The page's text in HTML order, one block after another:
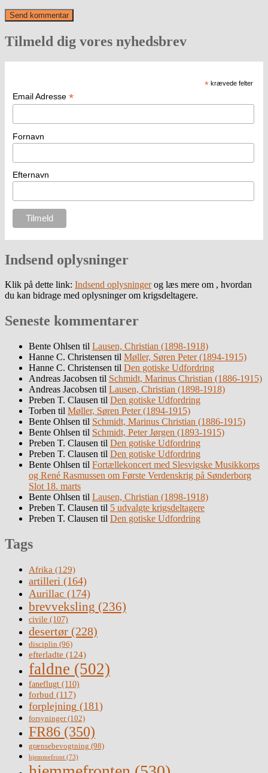
Tilmeld dig vores nyhedsbrev
* krævede felter
Email Adresse *
Fornavn
Efternavn
Indsend oplysninger
Klik på dette link: Indsend oplysningerog læs mere om , hvordan
du kan bidrage med oplysninger om krigsdeltagere.
Seneste kommentarer
Bente Ohlsen til Lausen, Christian (1898-1918)
Hanne C. Christensen til Møller, Søren Peter (1894-1915)
Hanne C. Christensen til Den gotiske Udfordring
Andreas Jacobsen til Schmidt, Marinus Christian (1886-1915)
Andreas Jacobsen til Lausen, Christian (1898-1918)
Preben T. Clausen til Den gotiske Udfordring
Torben til Møller, Søren Peter (1894-1915)
Bente Ohlsen til Schmidt, Marinus Christian (1886-1915)
Bente Ohlsen til Schmidt, Peter Jørgen (1893-1915)
Preben T. Clausen til Den gotiske Udfordring
Preben T. Clausen til Den gotiske Udfordring
Bente Ohlsen til Fortællekoncert med Slesvigske Musikkorps
og René Rasmussen om Første Verdenskrig på Sønderborg
Slot 18. marts
Bente Ohlsen til Lausen, Christian (1898-1918)
Preben T. Clausen til 5 udvalgte krigsdeltagere
Preben T. Clausen til Den gotiske Udfordring
Tags
Afrika (129)
artilleri (164)
Aurillac (174)
brevveksling (236)
civile (107)
desertør (228)
disciplin (96)
efterladte (124)
faldne (502)
faneflugt (110)
forbud (117)
forplejning (181)
forsyninger(102)
FR86 (350)
grænsebevogtning (98)
hjemmefront (73)